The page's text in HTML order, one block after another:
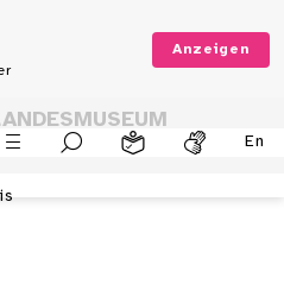
Anzeigen
En